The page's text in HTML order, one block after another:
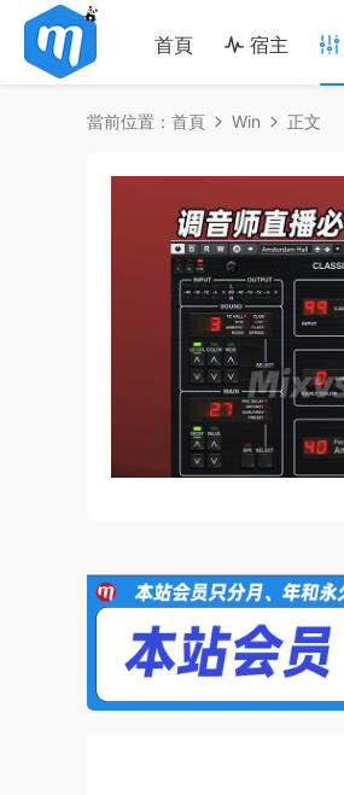
首頁 宿主
當前位置： 首頁 Win 正文